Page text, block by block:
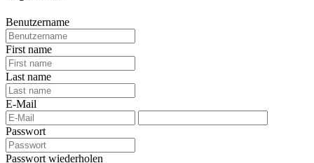
Benutzername
First name
Last name
E-Mail
Passwort
Passwort wiederholen